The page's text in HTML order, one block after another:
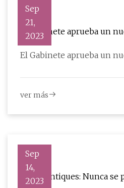
Sep
21,
2023
El Gabinete aprueba un
ver más
Sep
14,
2023
Kovel Antiques: Nunca